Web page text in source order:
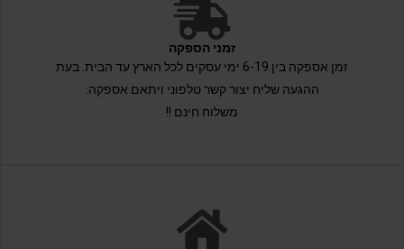
זמני הספקה
זמן אספקה בין 6-19 ימי עסקים לכל הארץ עד הבית. בעת
ההגעה שליח יצור קשר טלפוני ויתאם אספקה.
משלוח חינם !!